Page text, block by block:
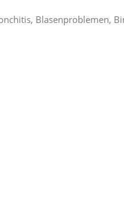
Blasenproblemen,